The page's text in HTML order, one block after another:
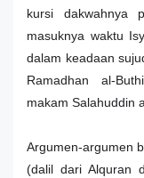
kursi dakwahnya
masuknya waktu
dalam keadaan
Ramadhan al-
makam Salahuddin
Argumen-argumen
(dalil dari Alquran